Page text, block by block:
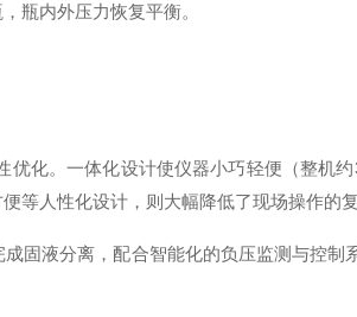
瓶内外压力恢复平衡。
优化。一体化设计使仪器小巧轻便（整机
等人性化设计，则大幅降低了现场操作的
固液分离，配合智能化的负压监测与控制